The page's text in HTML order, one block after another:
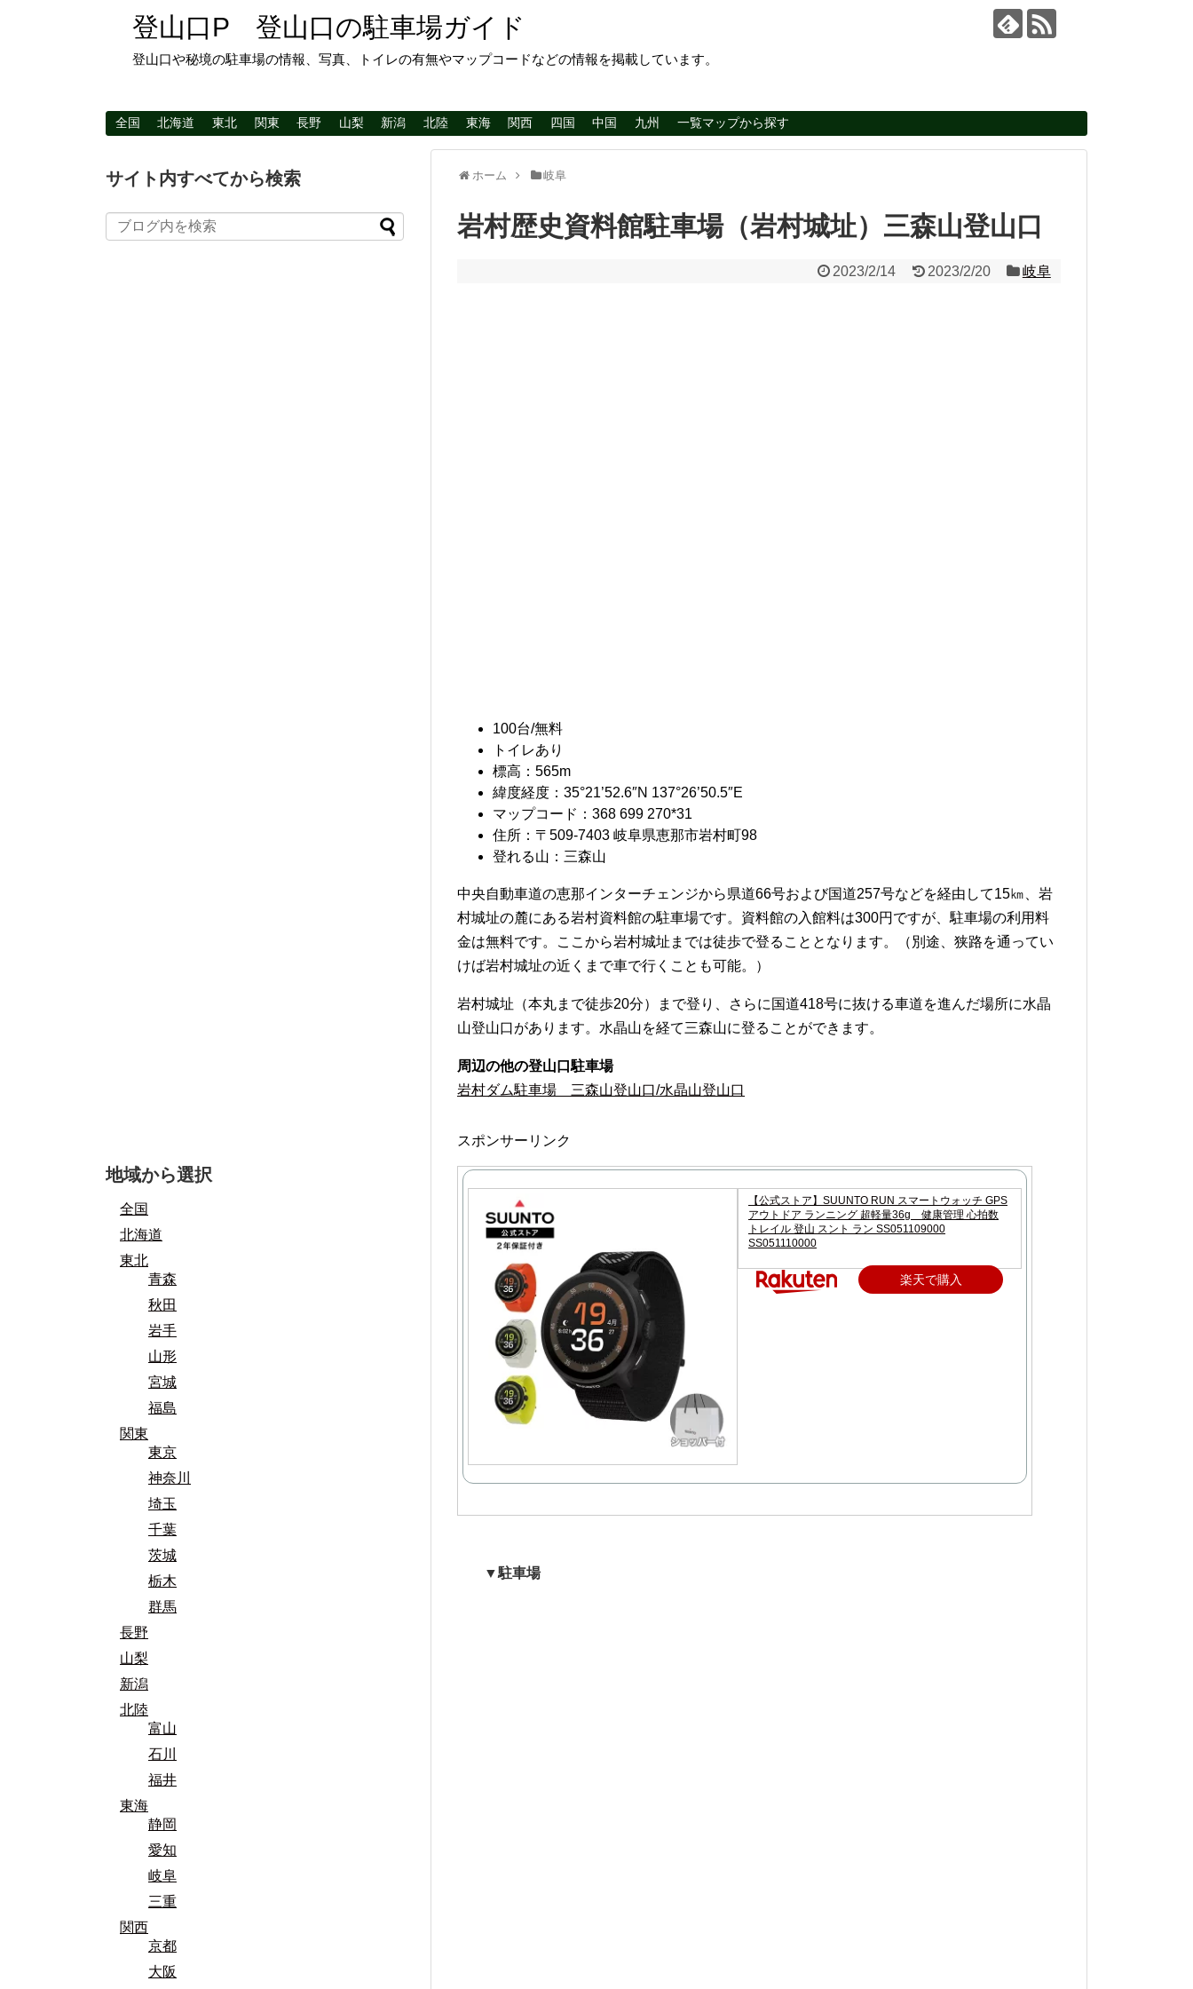
登山口P 登山口の駐車場ガイド
登山口や秘境の駐車場の情報、写真、トイレの有無やマップコードなどの情報を掲載しています。
全国 北海道 東北 関東 長野 山梨 新潟 北陸 東海 関西 四国 中国 九州 一覧マップから探す
ホーム 岐阜
岩村歴史資料館駐車場（岩村城址）三森山登山口
2023/2/14 2023/2/20 岐阜
100台/無料
トイレあり
標高：565m
緯度経度：35°21’52.6″N 137°26’50.5″E
マップコード：368 699 270*31
住所：〒509-7403 岐阜県恵那市岩村町98
登れる山：三森山
中央自動車道の恵那インターチェンジから県道66号および国道257号などを経由して15㎞、岩
村城址の麓にある岩村資料館の駐車場です。資料館の入館料は300円ですが、駐車場の利用料
金は無料です。ここから岩村城址までは徒歩で登ることとなります。（別途、狭路を通ってい
けば岩村城址の近くまで車で行くことも可能。）
岩村城址（本丸まで徒歩20分）まで登り、さらに国道418号に抜ける車道を進んだ場所に水晶
山登山口があります。水晶山を経て三森山に登ることができます。
周辺の他の登山口駐車場
岩村ダム駐車場 三森山登山口/水晶山登山口
スポンサーリンク
【公式ストア】SUUNTO RUN スマートウォッチ GPS
アウトドア ランニング 超軽量36g 健康管理 心拍数
トレイル 登山 スント ラン SS051109000
SS051110000
楽天で購入
▼駐車場
サイト内すべてから検索
地域から選択
全国
北海道
東北
青森
秋田
岩手
山形
宮城
福島
関東
東京
神奈川
埼玉
千葉
茨城
栃木
群馬
長野
山梨
新潟
北陸
富山
石川
福井
東海
静岡
愛知
岐阜
三重
関西
京都
大阪